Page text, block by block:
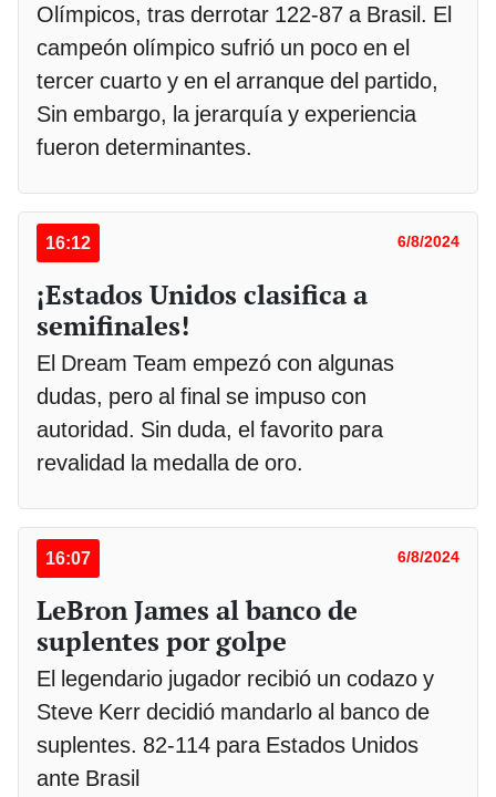
Olímpicos, tras derrotar 122-87 a Brasil. El
campeón olímpico sufrió un poco en el
tercer cuarto y en el arranque del partido,
Sin embargo, la jerarquía y experiencia
fueron determinantes.
16:12 6/8/2024
¡Estados Unidos clasifica a
semifinales!
El Dream Team empezó con algunas
dudas, pero al final se impuso con
autoridad. Sin duda, el favorito para
revalidad la medalla de oro.
16:07 6/8/2024
LeBron James al banco de
suplentes por golpe
El legendario jugador recibió un codazo y
Steve Kerr decidió mandarlo al banco de
suplentes. 82-114 para Estados Unidos
ante Brasil